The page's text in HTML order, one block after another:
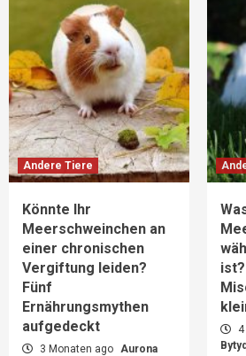
Andere Tiere
Könnte Ihr
Meerschweinchen an
einer chronischen
Vergiftung leiden?
Fünf
Ernährungsmythen
aufgedeckt
3 Monaten ago Aurona